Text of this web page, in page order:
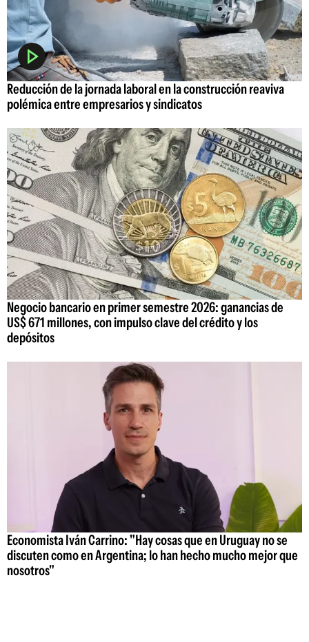
Reducción de la jornada laboral en la construcción reaviva
polémica entre empresarios y sindicatos
Negocio bancario en primer semestre 2026: ganancias de
US$ 671 millones, con impulso clave del crédito y los
depósitos
Economista Iván Carrino: "Hay cosas que en Uruguay no se
discuten como en Argentina; lo han hecho mucho mejor que
nosotros"